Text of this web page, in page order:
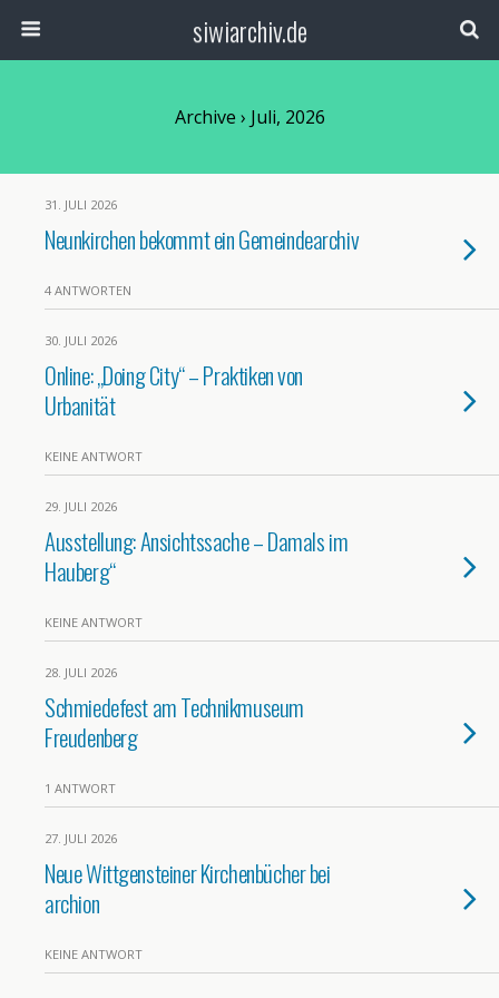
siwiarchiv.de
Archive › Juli, 2026
31. JULI 2026
Neunkirchen bekommt ein Gemeindearchiv
4 ANTWORTEN
30. JULI 2026
Online: „Doing City“ – Praktiken von
Urbanität
KEINE ANTWORT
29. JULI 2026
Ausstellung: Ansichtssache – Damals im
Hauberg“
KEINE ANTWORT
28. JULI 2026
Schmiedefest am Technikmuseum
Freudenberg
1 ANTWORT
27. JULI 2026
Neue Wittgensteiner Kirchenbücher bei
archion
KEINE ANTWORT